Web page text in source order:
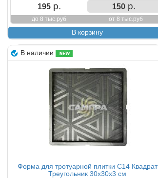
195р.
до 8 тыс.руб
150р.
от 8 тыс.руб
В наличии
Форма для тротуарной плитки С14 Квадрат
Треугольник 30х30х3 см